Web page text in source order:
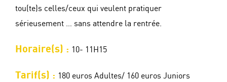
tou(te)s celles/ceux qui veulent pratiquer
sérieusement … sans attendre la rentrée.
Horaire(s) : 10- 11H15
Tarif(s) : 180 euros Adultes/ 160 euros Juniors